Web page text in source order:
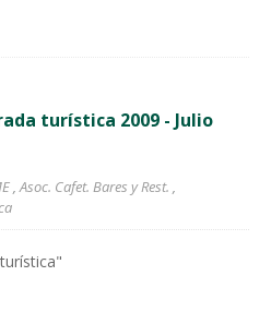
turística 2009 - Julio
,Asoc. Cafet. Bares y Rest. ,